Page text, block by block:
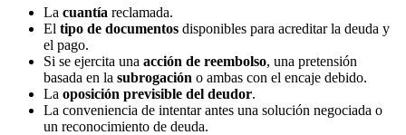
La cuantía reclamada.
El tipo de documentos disponibles para acreditar la deuda y
el pago.
Si se ejercita una acción de reembolso, una pretensión
basada en la subrogación o ambas con el encaje debido.
La oposición previsible del deudor.
La conveniencia de intentar antes una solución negociada o
un reconocimiento de deuda.